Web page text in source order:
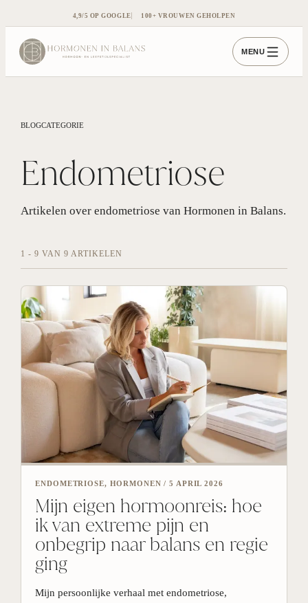
4,9/5 OP GOOGLE 100+ VROUWEN GEHOLPEN
MENU
BLOGCATEGORIE
Endometriose
Artikelen overendometriose van Hormonen in Balans.
1 -9 VAN9 ARTIKELEN
ENDOMETRIOSE, HORMONEN / 5 APRIL 2026
Mijn eigen hormoonreis: hoe
ik van extreme pijn en
onbegrip naar balans en regie
ging
Mijn persoonlijke verhaal met endometriose,